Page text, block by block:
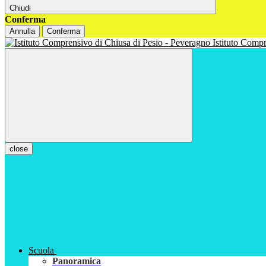
Chiudi
Conferma
Annulla Conferma
Istituto
close
Scuola
Panoramica